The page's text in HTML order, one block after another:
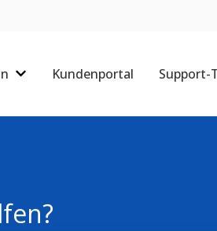
Untermenü für Dokumentation
Kundenportal Support-